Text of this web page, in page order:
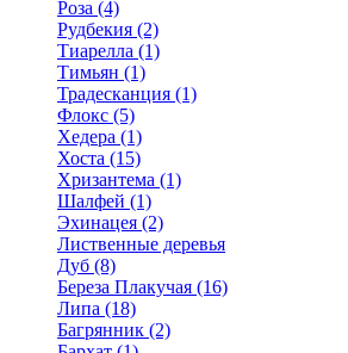
Роза (4)
Рудбекия (2)
Тиарелла (1)
Тимьян (1)
Традесканция (1)
Флокс (5)
Хедера (1)
Хоста (15)
Хризантема (1)
Шалфей (1)
Эхинацея (2)
Лиственные деревья
Дуб (8)
Береза Плакучая (16)
Липа (18)
Багрянник (2)